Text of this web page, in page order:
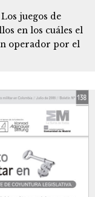
juegos de
en los cuáles el
operador por el